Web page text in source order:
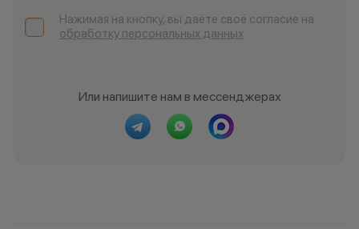
Нажимая на кнопку, вы даёте своё согласие на
обработку персональных данных
Или напишите нам в мессенджерах